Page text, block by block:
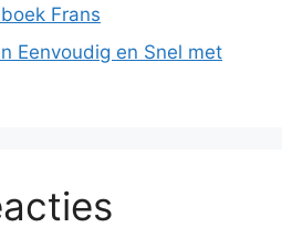
Frans
Eenvoudig en Snel met